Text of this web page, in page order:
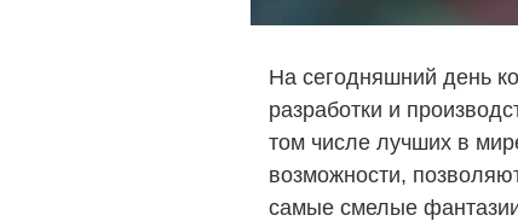
На сегодняшний день
разработки и
том числе лучших в
возможности,
самые смелые